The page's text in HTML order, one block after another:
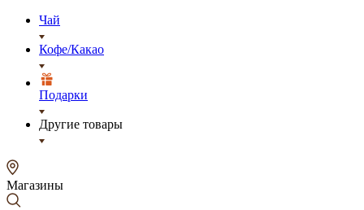
Чай
Кофе/Какао
Подарки
Другие товары
Магазины